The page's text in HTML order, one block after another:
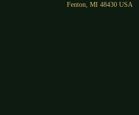
Fenton, MI 48430 USA